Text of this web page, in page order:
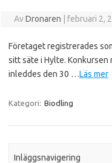
AvDronaren februari 2,
Företaget registrerades
sitt säte i Hylte.
inleddes den 30 …Läs mer
Kategori: Biodling
Inläggsnavigering